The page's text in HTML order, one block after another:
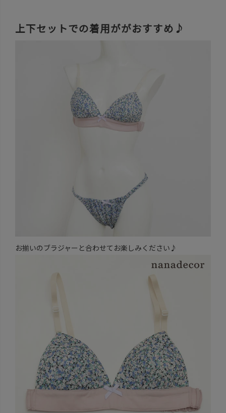
上下セットでの着用ががおすすめ♪
お揃いのブラジャーと合わせてお楽しみください♪